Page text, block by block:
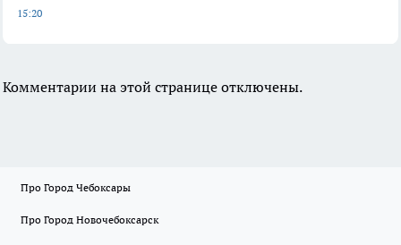
15:20
Комментарии на этой странице отключены.
Про Город Чебоксары
Про Город Новочебоксарск